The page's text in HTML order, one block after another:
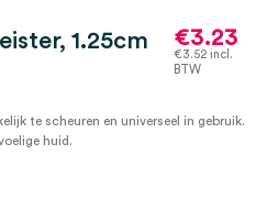
1.25cm
€3.23
€3.52incl.
BTW
te scheuren en universeel in gebruik.
huid.